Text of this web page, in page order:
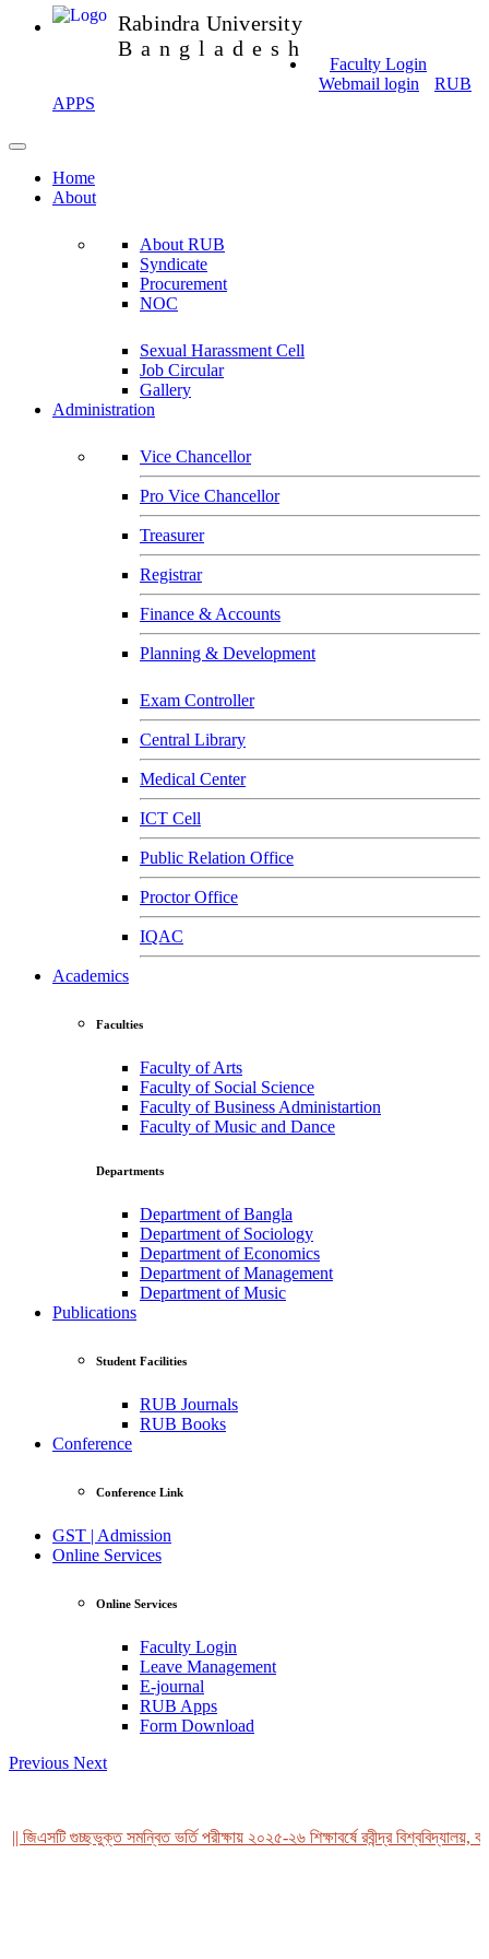
Rabindra University
Bangladesh
Faculty Login
Webmail login
RUB
APPS
Home
About
About RUB
Syndicate
Procurement
NOC
Sexual Harassment Cell
Job Circular
Gallery
Administration
Vice Chancellor
Pro Vice Chancellor
Treasurer
Registrar
Finance & Accounts
Planning & Development
Exam Controller
Central Library
Medical Center
ICT Cell
Public Relation Office
Proctor Office
IQAC
Academics
Faculties
Faculty of Arts
Faculty of Social Science
Faculty of Business Administartion
Faculty of Music and Dance
Departments
Department of Bangla
Department of Sociology
Department of Economics
Department of Management
Department of Music
Publications
Student Facilities
RUB Journals
RUB Books
Conference
Conference Link
GST | Admission
Online Services
Online Services
Faculty Login
Leave Management
E-journal
RUB Apps
Form Download
Previous Next
গুচ্ছভুক্ত সমন্বিত ভর্তি পরীক্ষায় ২০২৫-২৬ শিক্ষাবর্ষে রবীন্দ্র বিশ্ববিদ্যালয়,